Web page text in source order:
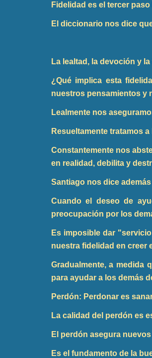
Fidelidad es el tercer
El diccionario nos dice
La lealtad, la devoción y
¿Qué implica esta
nuestros pensamientos y
Lealmente nos
Resueltamente tratamos
Constantemente nos
en realidad, debilita y
Santiago nos dice
Cuando el deseo de
preocupación por los
Es imposible dar
nuestra fidelidad en creer
Gradualmente, a medida
para ayudar a los demás
Perdón: Perdonar es
La calidad del perdón es
El perdón asegura
Es el fundamento de la